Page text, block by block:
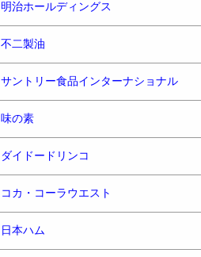
明治ホールディングス
不二製油
サントリー食品インターナショナル
味の素
ダイドードリンコ
コカ・コーラウエスト
日本ハム